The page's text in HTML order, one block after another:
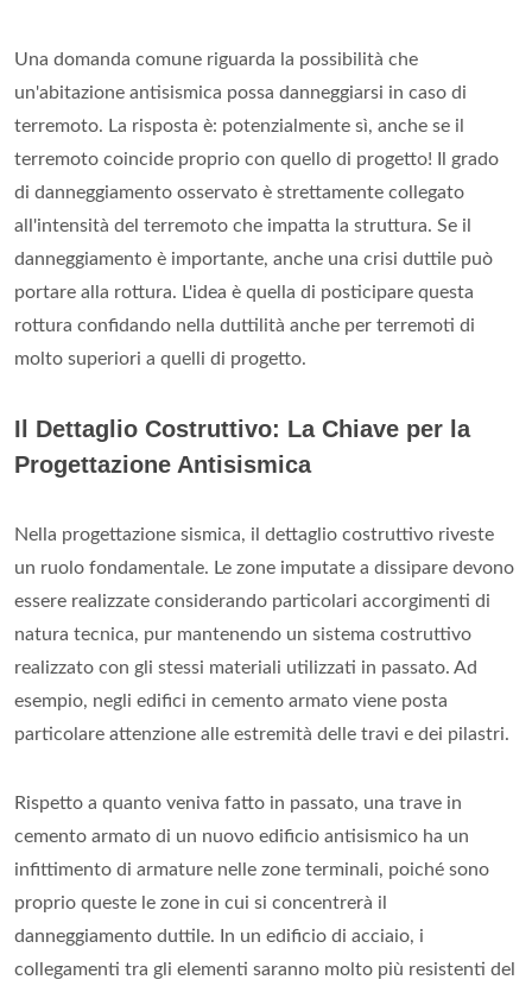
Una domanda comune riguarda la possibilità che
un'abitazione antisismica possa danneggiarsi in caso di
terremoto. La risposta è: potenzialmente sì, anche se il
terremoto coincide proprio con quello di progetto! Il grado
di danneggiamento osservato è strettamente collegato
all'intensità del terremoto che impatta la struttura. Se il
danneggiamento è importante, anche una crisi duttile può
portare alla rottura. L'idea è quella di posticipare questa
rottura confidando nella duttilità anche per terremoti di
molto superiori a quelli di progetto.
Il Dettaglio Costruttivo: La Chiave per la
Progettazione Antisismica
Nella progettazione sismica, il dettaglio costruttivo riveste
un ruolo fondamentale. Le zone imputate a dissipare devono
essere realizzate considerando particolari accorgimenti di
natura tecnica, pur mantenendo un sistema costruttivo
realizzato con gli stessi materiali utilizzati in passato. Ad
esempio, negli edifici in cemento armato viene posta
particolare attenzione alle estremità delle travi e dei pilastri.
Rispetto a quanto veniva fatto in passato, una trave in
cemento armato di un nuovo edificio antisismico ha un
infittimento di armature nelle zone terminali, poiché sono
proprio queste le zone in cui si concentrerà il
danneggiamento duttile. In un edificio di acciaio, i
collegamenti tra gli elementi saranno molto più resistenti del